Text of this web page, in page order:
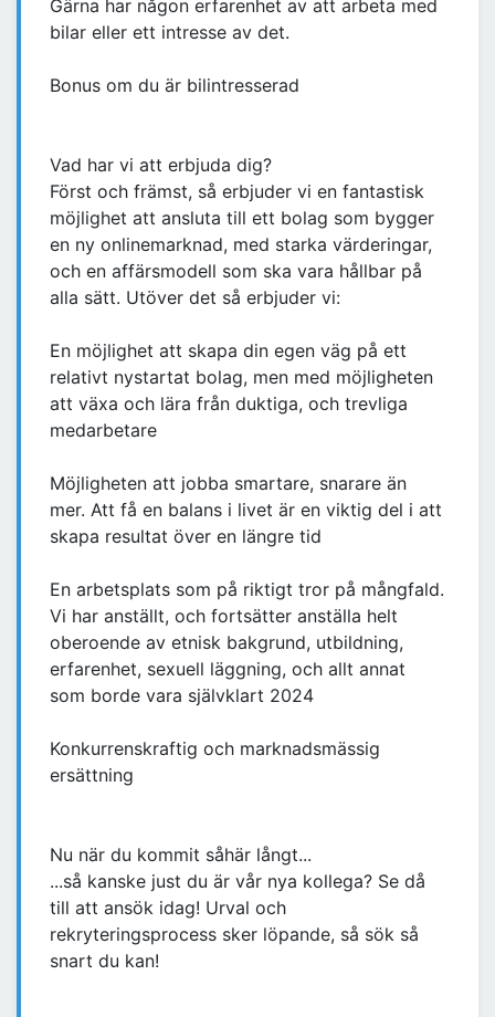
Gärna har någon erfarenhet av att arbeta med
bilar eller ett intresse av det.
Bonus om du är bilintresserad
Vad har vi att erbjuda dig?
Först och främst, så erbjuder vi en fantastisk
möjlighet att ansluta till ett bolag som bygger
en ny onlinemarknad, med starka värderingar,
och en affärsmodell som ska vara hållbar på
alla sätt. Utöver det så erbjuder vi:
En möjlighet att skapa din egen väg på ett
relativt nystartat bolag, men med möjligheten
att växa och lära från duktiga, och trevliga
medarbetare
Möjligheten att jobba smartare, snarare än
mer. Att få en balans i livet är en viktig del i att
skapa resultat över en längre tid
En arbetsplats som på riktigt tror på mångfald.
Vi har anställt, och fortsätter anställa helt
oberoende av etnisk bakgrund, utbildning,
erfarenhet, sexuell läggning, och allt annat
som borde vara självklart 2024
Konkurrenskraftig och marknadsmässig
ersättning
Nu när du kommit såhär långt...
...så kanske just du är vår nya kollega? Se då
till att ansök idag! Urval och
rekryteringsprocess sker löpande, så sök så
snart du kan!